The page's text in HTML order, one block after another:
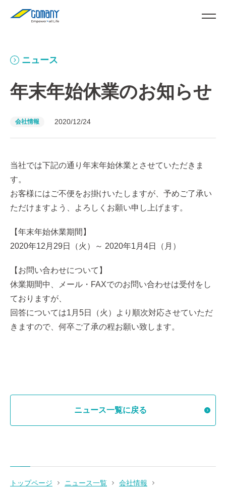
ニュース
年末年始休業のお知らせ
会社情報 2020/12/24
当社では下記の通り年末年始休業とさせていただきま
す。
お客様にはご不便をお掛けいたしますが、予めご了承い
ただけますよう、よろしくお願い申し上げます。
【年末年始休業期間】
2020年12月29日（火）～ 2020年1月4日（月）
【お問い合わせについて】
休業期間中、メール・FAXでのお問い合わせは受付をし
ておりますが、
回答については1月5日（火）より順次対応させていただ
きますので、何卒ご了承の程お願い致します。
ニュース一覧に戻る
トップページ ニュース一覧 会社情報